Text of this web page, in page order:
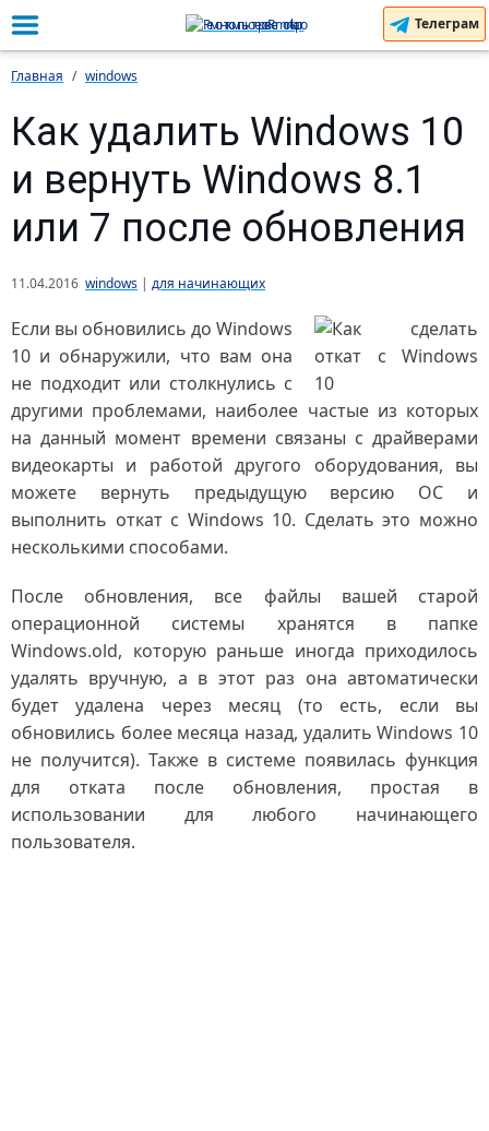
Телеграм
Главная windows
Как удалить Windows 10
и вернуть Windows 8.1
или 7 после обновления
11.04.2016 windows | для начинающих
Если вы обновились до Windows
10 и обнаружили, что вам она
не подходит или столкнулись с
другими проблемами, наиболее частые из которых
на данный момент времени связаны с драйверами
видеокарты и работой другого оборудования, вы
можете вернуть предыдущую версию ОС и
выполнить откат с Windows 10. Сделать это можно
несколькими способами.
После обновления, все файлы вашей старой
операционной системы хранятся в папке
Windows.old, которую раньше иногда приходилось
удалять вручную, а в этот раз она автоматически
будет удалена через месяц (то есть, если вы
обновились более месяца назад, удалить Windows 10
не получится). Также в системе появилась функция
для отката после обновления, простая в
использовании для любого начинающего
пользователя.